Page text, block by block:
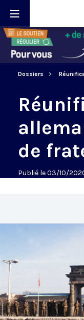
Dossiers
de
Publié le 03/10/